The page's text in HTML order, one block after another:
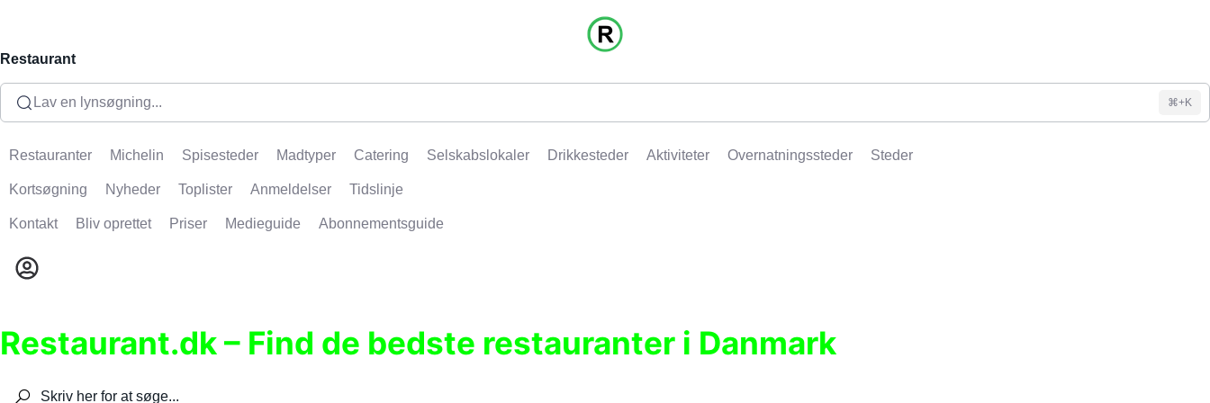
Restaurant
Lav en lynsøgning... ⌘+K
Restauranter Michelin Spisesteder Madtyper Catering Selskabslokaler Drikkesteder Aktiviteter Overnatningssteder Steder
Kortsøgning Nyheder Toplister Anmeldelser Tidslinje
Kontakt Bliv oprettet Priser Medieguide Abonnementsguide
Restaurant.dk – Find de bedste restauranter i Danmark